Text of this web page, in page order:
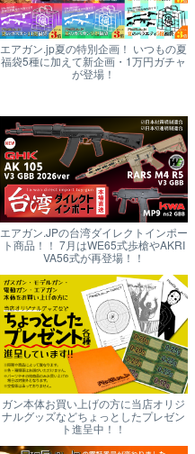
エアガン.jp夏の特別企画！ いつもの夏
福袋5種に加えて新企画・1万円ガチャ
が登場！
エアガン.JPの台湾ダイレクトインポー
ト商品！！ 7月はWE65式歩槍やAKRI
VA56式が再登場！！
ガン本体お買い上げの方に当店オリジ
ナルグッズなどちょっとしたプレゼン
ト進呈中！！